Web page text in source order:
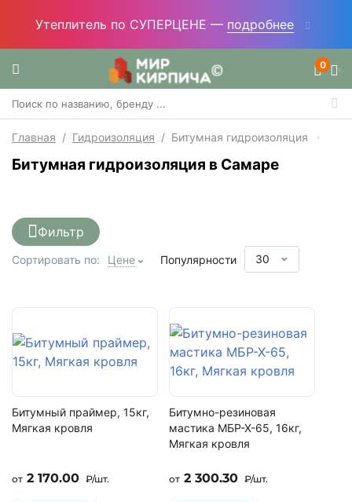
Утеплитель по СУПЕРЦЕНЕ — подробнее
0
Главная / Гидроизоляция / Битумная гидроизоляция
Битумная гидроизоляция в Самаре
Фильтр
Сортировать по: Цене Популярности 30
Битумный праймер, 15кг,
Мягкая кровля
от 2 170.00 ₽/шт.
Битумно-резиновая
мастика МБР-Х-65, 16кг,
Мягкая кровля
от 2 300.30 ₽/шт.